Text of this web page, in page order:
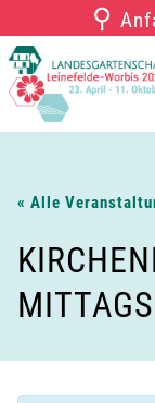
Inhalt
springen
⚲
« Alle